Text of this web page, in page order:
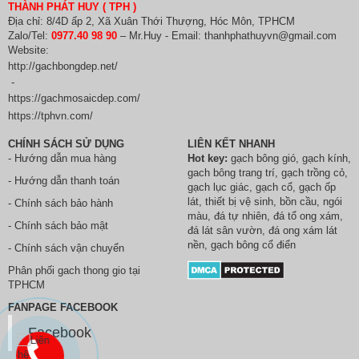
THÀNH PHÁT HUY ( TPH )
Địa chỉ: 8/4D ấp 2, Xã Xuân Thới Thượng, Hóc Môn, TPHCM
Zalo/Tel: 0977.40 98 90 – Mr.Huy - Email: thanhphathuyvn@gmail.com
Website:
http://gachbongdep.net/
-
https://gachmosaicdep.com/
https://tphvn.com/
CHÍNH SÁCH SỬ DỤNG
- Hướng dẫn mua hàng
- Hướng dẫn thanh toán
- Chính sách bảo hành
- Chính sách bảo mật
- Chính sách vận chuyển
Phân phối gach thong gio tại
TPHCM
LIÊN KẾT NHANH
Hot key: gạch bông gió gạch kính
gach bông trang trí gạch trồng cỏ
gạch lục giác gạch cổ gạch ốp
lát thiết bị vệ sinh , bồn cầu, ngói
màu đá tự nhiên đá tổ ong xám
đá lát sân vườn đá ong xám lát
nền , gạch bông cổ điển
FANPAGE FACEBOOK
Facebook